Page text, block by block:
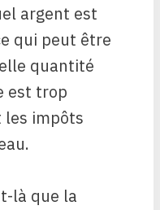
argent est
qui peut être
quantité
est trop
impôts
là que la